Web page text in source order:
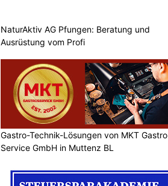
NaturAktiv AG Pfungen: Beratung und
Ausrüstung vom Profi
Gastro-Technik-Lösungen von MKT Gastro
Service GmbH in Muttenz BL